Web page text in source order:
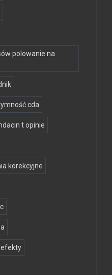
polowanie na
cda
t opinie
korekcyjne